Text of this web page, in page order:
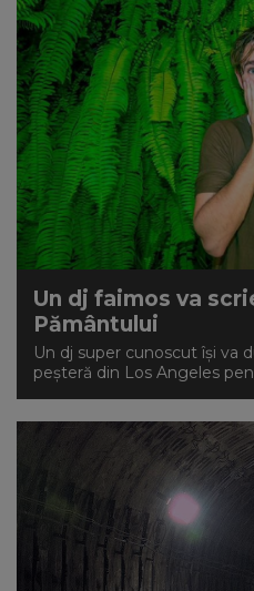
Un dj faimos va
Pământului
Un dj super cunoscut își va
peșteră din Los Angeles